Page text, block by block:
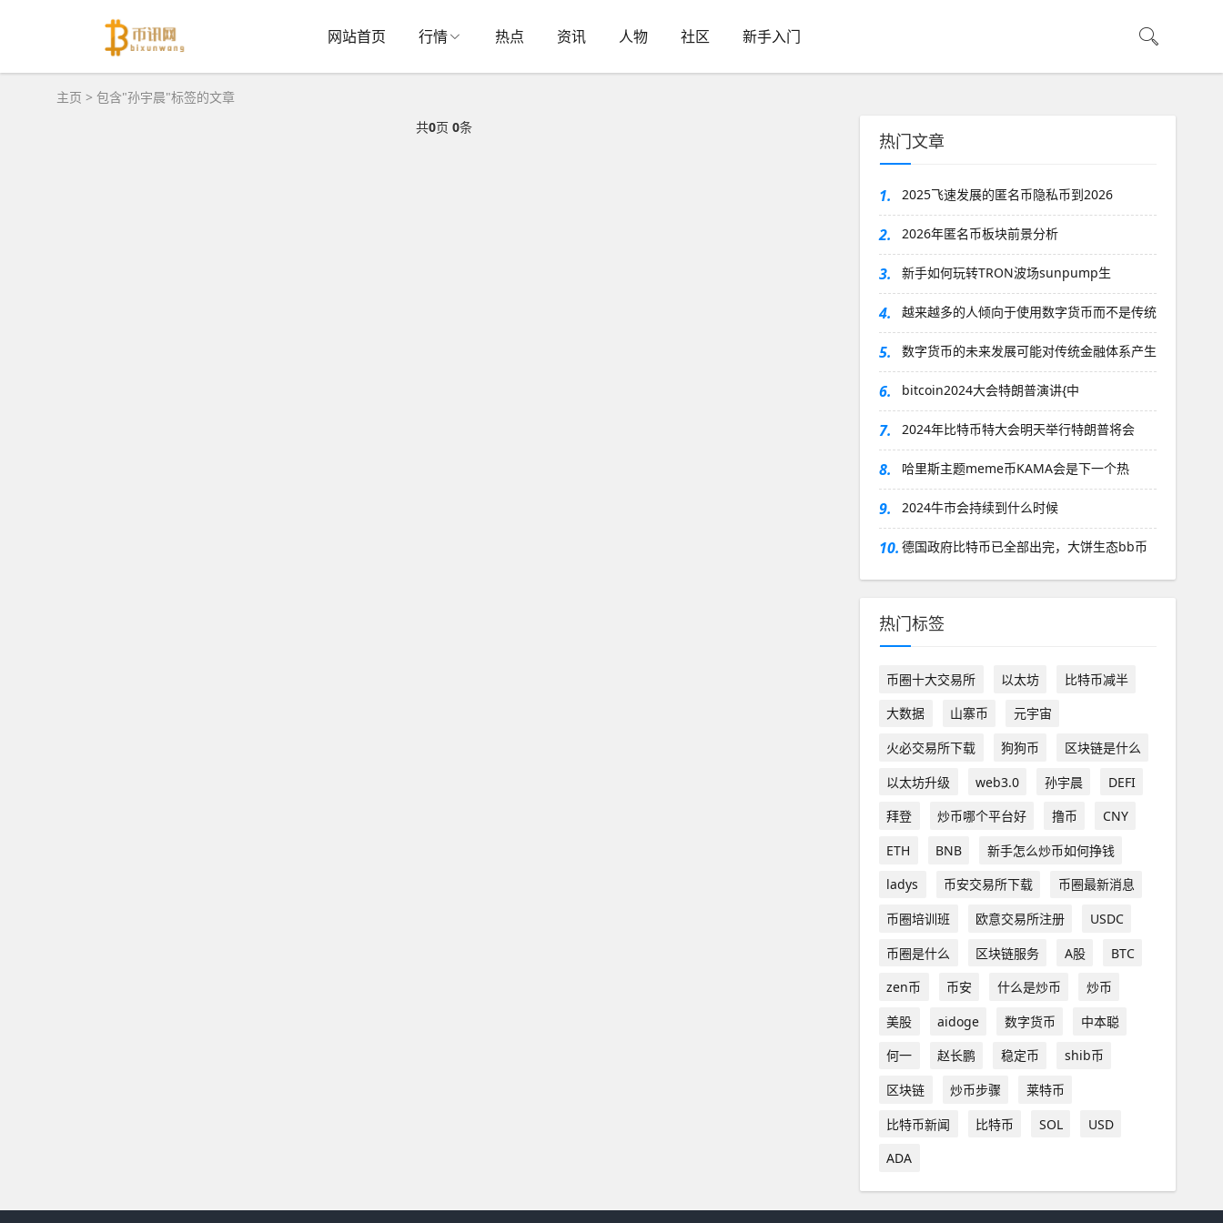
网站首页 行情 热点 资讯 人物 社区 新手入门
主页 > 包含"孙宇晨"标签的文章
共0页0条
热门文章
1. 2025飞速发展的匿名币隐私币到2026
2. 2026年匿名币板块前景分析
3. 新手如何玩转TRON波场sunpump生
4. 越来越多的人倾向于使用数字货币而不是传统
5. 数字货币的未来发展可能对传统金融体系产生
6. bitcoin2024大会特朗普演讲{中
7. 2024年比特币特大会明天举行特朗普将会
8. 哈里斯主题meme币KAMA会是下一个热
9. 2024牛市会持续到什么时候
10. 德国政府比特币已全部出完，大饼生态bb币
热门标签
币圈十大交易所 以太坊
比特币减半
大数据
山寨币
元宇宙
火必交易所下载
狗狗币
区块链是什么
以太坊升级
web3.0 孙宇晨
DEFI
拜登
炒币哪个平台好 撸币
CNY
ETH
BNB
新手怎么炒币如何挣钱
ladys
币安交易所下载
币圈最新消息
币圈培训班
欧意交易所注册
USDC
币圈是什么
区块链服务 A股
BTC
zen币
币安 什么是炒币
炒币
美股
aidoge 数字货币
中本聪
何一
赵长鹏 稳定币
shib币
区块链
炒币步骤
莱特币
比特币新闻
比特币 SOL
USD
ADA